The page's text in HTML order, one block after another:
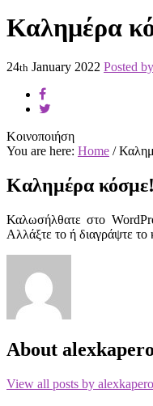
Καλημέρα
24th January 2022 Posted by
Κοινοποιήση
You are here: Home /
Καλημέρα κόσμε!
Καλωσήλθατε στο
Αλλάξτε το ή διαγράψτε το
About
View all posts by